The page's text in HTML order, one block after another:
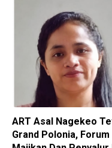
ART Asal Nagekeo
Grand Polonia,